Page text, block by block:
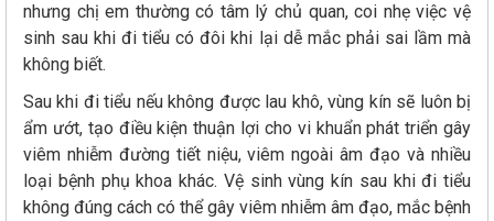
nhưng chị em thường có tâm lý chủ quan, coi nhẹ việc vệ
sinh sau khi đi tiểu có đôi khi lại dễ mắc phải sai lầm mà
không biết.
Sau khi đi tiểu nếu không được lau khô, vùng kín sẽ luôn bị
ẩm ướt, tạo điều kiện thuận lợi cho vi khuẩn phát triển gây
viêm nhiễm đường tiết niệu, viêm ngoài âm đạo và nhiều
loại bệnh phụ khoa khác. Vệ sinh vùng kín sau khi đi tiểu
không đúng cách có thể gây viêm nhiễm âm đạo, mắc bệnh